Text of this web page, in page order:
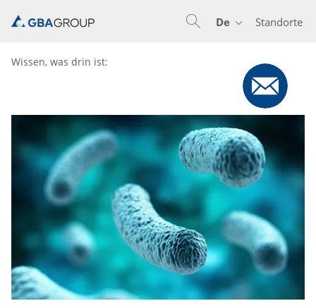
Standorte
De
Wissen, was drin ist: